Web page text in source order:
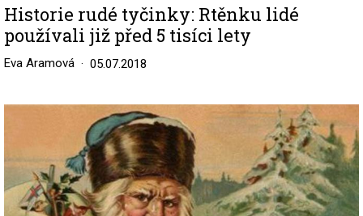
Historie rudé tyčinky: Rtěnku lidé
používali již před 5 tisíci lety
Eva Aramová 05.07.2018